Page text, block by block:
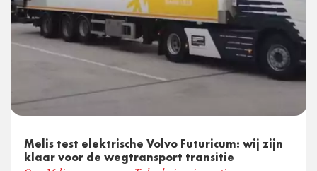
Melis test elektrische Volvo Futuricum: wij zijn
klaar voor de wegtransport transitie